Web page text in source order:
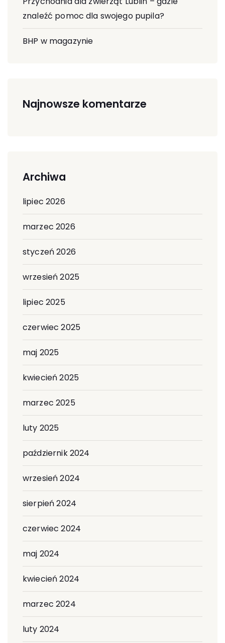
znaleźć pomoc dla swojego pupila?
BHP w magazynie
Najnowsze komentarze
Archiwa
lipiec 2026
marzec 2026
styczeń 2026
wrzesień 2025
lipiec 2025
czerwiec 2025
maj 2025
kwiecień 2025
marzec 2025
luty 2025
październik 2024
wrzesień 2024
sierpień 2024
czerwiec 2024
maj 2024
kwiecień 2024
marzec 2024
luty 2024